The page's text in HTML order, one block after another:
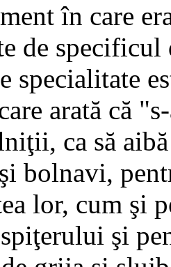
în care
de
specialitate
arată că
ca să
bolnavi,
lor, cum şi
şi